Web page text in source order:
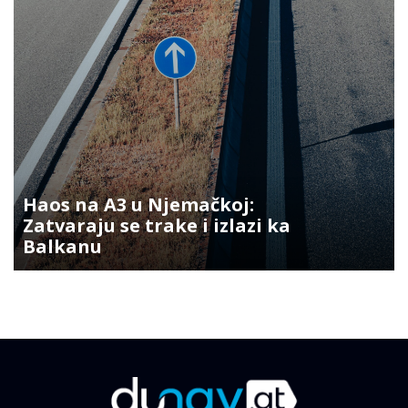
Haos na A3 u Njemačkoj:
Zatvaraju se trake i izlazi ka
Balkanu